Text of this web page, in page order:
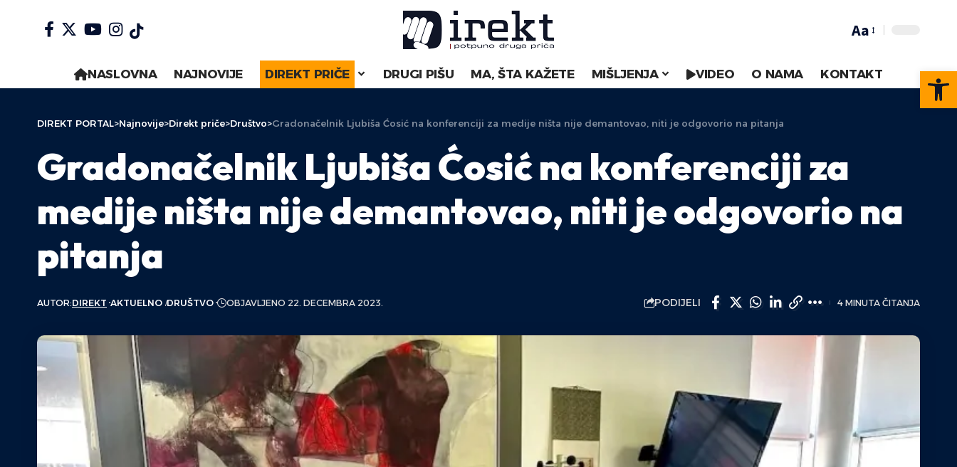
Aa
NASLOVNA NAJNOVIJE DIREKT PRIČE DRUGI PIŠU MA, ŠTA KAŽETE MIŠLJENJA VIDEO O NAMA KONTAKT
DIREKT PORTAL>Najnovije>Direkt priče>Društvo>Gradonačelnik Ljubiša Ćosić na konferenciji za medije ništa nije demantovao, niti je odgovorio na pitanja
Gradonačelnik Ljubiša Ćosić na konferenciji za
medije ništa nije demantovao, niti je odgovorio na
pitanja
AUTOR:DIREKT AKTUELNO DRUŠTVO OBJAVLJENO 22. DECEMBRA 2023. PODIJELI 4 MINUTA ČITANJA